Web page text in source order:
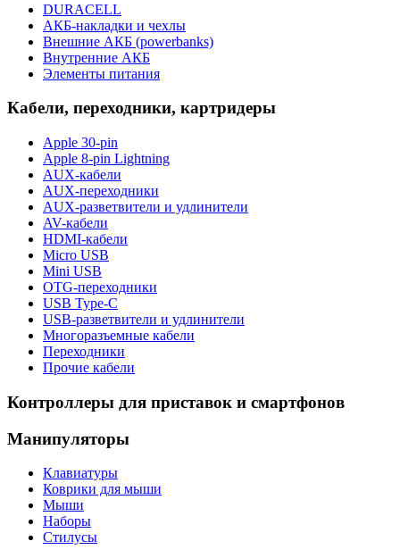
DURACELL
АКБ-накладки и чехлы
Внешние АКБ (powerbanks)
Внутренние АКБ
Элементы питания
Кабели, переходники, картридеры
Apple 30-pin
Apple 8-pin Lightning
AUX-кабели
AUX-переходники
AUX-разветвители и удлинители
AV-кабели
HDMI-кабели
Micro USB
Mini USB
OTG-переходники
USB Type-C
USB-разветвители и удлинители
Многоразъемные кабели
Переходники
Прочие кабели
Контроллеры для приставок и смартфонов
Манипуляторы
Клавиатуры
Коврики для мыши
Мыши
Наборы
Стилусы